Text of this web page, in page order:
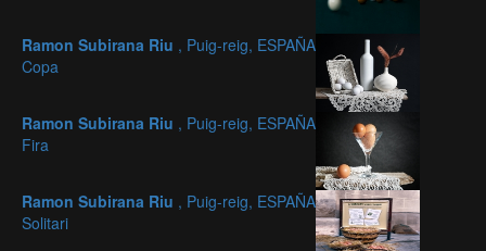
Ramon Subirana Riu , Puig-reig, ESPAÑA
Copa
Ramon Subirana Riu , Puig-reig, ESPAÑA
Fira
Ramon Subirana Riu , Puig-reig, ESPAÑA
Solitari